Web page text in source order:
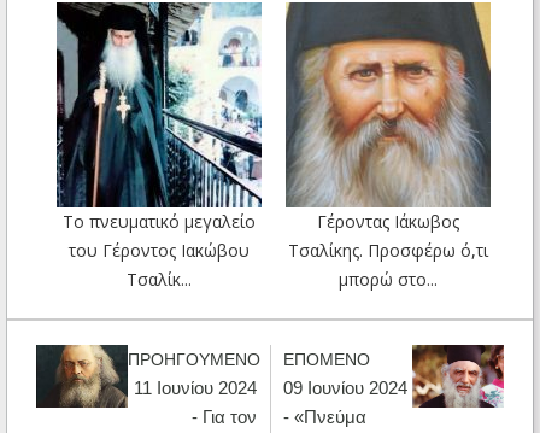
Το πνευματικό μεγαλείο
του Γέροντος Ιακώβου
Τσαλίκ...
Γέροντας Ιάκωβος
Τσαλίκης. Προσφέρω ό,τι
μπορώ στο...
ΠΡΟΗΓΟΥΜΕΝΟ
11 Ιουνίου 2024
- Για τον
ΕΠΟΜΕΝΟ
09 Ιουνίου 2024
- «Πνεύμα